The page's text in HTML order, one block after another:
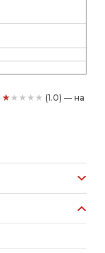
★★★★★ (1.0) — на